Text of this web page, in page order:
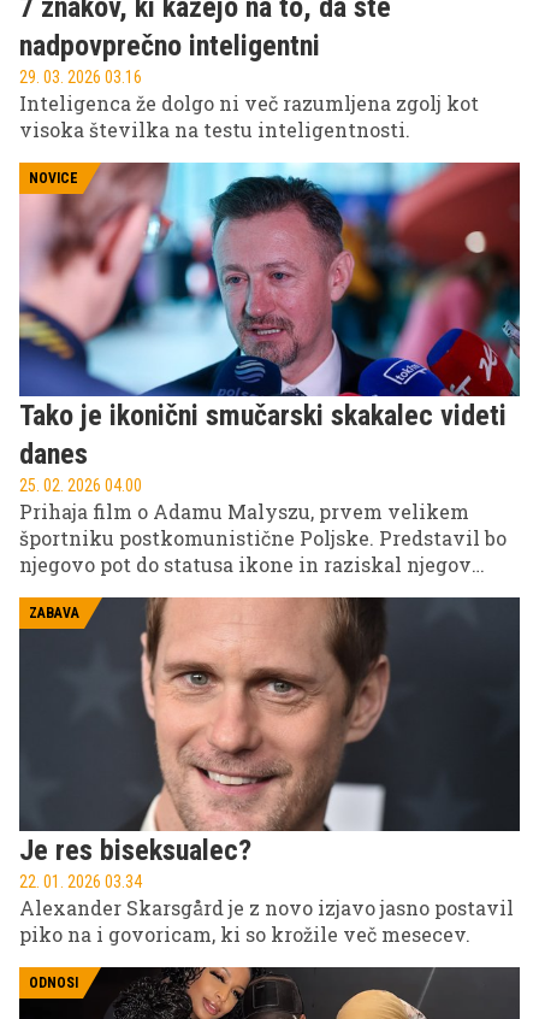
7 znakov, ki kažejo na to, da ste
nadpovprečno inteligentni
29. 03. 2026 03.16
Inteligenca že dolgo ni več razumljena zgolj kot
visoka številka na testu inteligentnosti.
NOVICE
Tako je ikonični smučarski skakalec videti
danes
25. 02. 2026 04.00
Prihaja film o Adamu Malyszu, prvem velikem
športniku postkomunistične Poljske. Predstavil bo
njegovo pot do statusa ikone in raziskal njegov
ZABAVA
Je res biseksualec?
22. 01. 2026 03.34
Alexander Skarsgård je z novo izjavo jasno postavil
piko na i govoricam, ki so krožile več mesecev.
ODNOSI